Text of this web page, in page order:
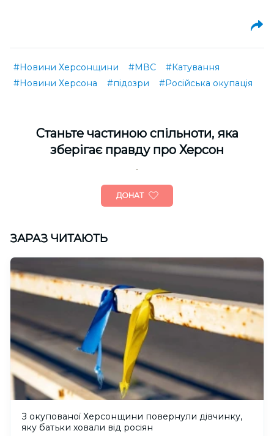
#Новини Херсонщини #МВС
#Катування
#Новини Херсона
#підозри #Російська окупація
Cтаньте частиною спільноти, яка
зберігає правду про Херсон
ДОНАТ
ЗАРАЗ ЧИТАЮТЬ
З окупованої Херсонщини повернули дівчинку,
яку батьки ховали від росіян